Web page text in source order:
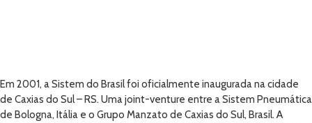
Em 2001, a Sistem do Brasil foi oficialmente inaugurada na cidade
de Caxias do Sul – RS. Uma joint-venture entre a Sistem Pneumática
de Bologna, Itália e o Grupo Manzato de Caxias do Sul, Brasil. A